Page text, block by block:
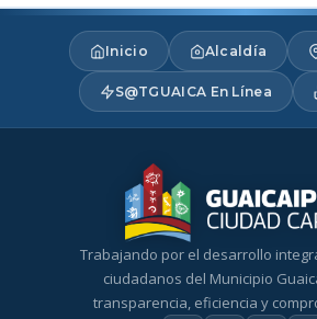
Inicio Alcaldía
S@TGUAICA En Línea
Trabajando por el desarrollo
ciudadanos del Municipio
transparencia, eficiencia y